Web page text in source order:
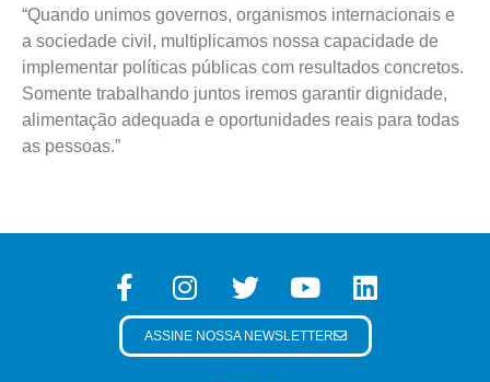
“Quando unimos governos, organismos internacionais e
a sociedade civil, multiplicamos nossa capacidade de
implementar políticas públicas com resultados concretos.
Somente trabalhando juntos iremos garantir dignidade,
alimentação adequada e oportunidades reais para todas
as pessoas.”
ASSINE NOSSA NEWSLETTER